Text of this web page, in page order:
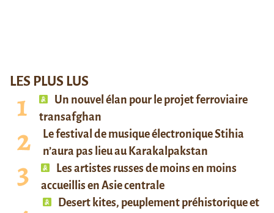
LES PLUS LUS
Un nouvel élan pour le projet ferroviaire
transafghan
Le festival de musique électronique Stihia
n’aura pas lieu au Karakalpakstan
Les artistes russes de moins en moins
accueillis en Asie centrale
Desert kites, peuplement préhistorique et